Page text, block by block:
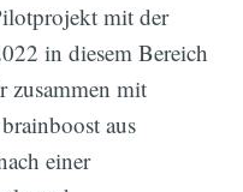
mit der
in diesem Bereich
zusammen mit
aus
einer
Subscribe